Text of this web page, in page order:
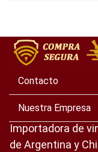
Contacto
Nuestra Empresa
Importadora de
de Argentina y